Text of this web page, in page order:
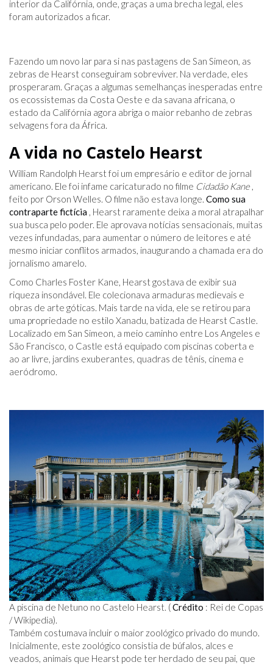
interior da Califórnia, onde, graças a uma brecha legal, eles
foram autorizados a ficar.
Fazendo um novo lar para si nas pastagens de San Simeon, as
zebras de Hearst conseguiram sobreviver. Na verdade, eles
prosperaram. Graças a algumas semelhanças inesperadas entre
os ecossistemas da Costa Oeste e da savana africana, o
estado da Califórnia agora abriga o maior rebanho de zebras
selvagens fora da África.
A vida no Castelo Hearst
William Randolph Hearst foi um empresário e editor de jornal
americano. Ele foi infame caricaturado no filme Cidadão Kane,
feito por Orson Welles. O filme não estava longe. Como sua
contraparte fictícia , Hearst raramente deixa a moral atrapalhar
sua busca pelo poder. Ele aprovava notícias sensacionais, muitas
vezes infundadas, para aumentar o número de leitores e até
mesmo iniciar conflitos armados, inaugurando a chamada era do
jornalismo amarelo.
Como Charles Foster Kane, Hearst gostava de exibir sua
riqueza insondável. Ele colecionava armaduras medievais e
obras de arte góticas. Mais tarde na vida, ele se retirou para
uma propriedade no estilo Xanadu, batizada de Hearst Castle.
Localizado em San Simeon, a meio caminho entre Los Angeles e
São Francisco, o Castle está equipado com piscinas coberta e
ao ar livre, jardins exuberantes, quadras de tênis, cinema e
aeródromo.
A piscina de Netuno no Castelo Hearst. (Crédito : Rei de Copas
/ Wikipedia).
Também costumava incluir o maior zoológico privado do mundo.
Inicialmente, este zoológico consistia de búfalos, alces e
veados, animais que Hearst pode ter herdado de seu pai, que